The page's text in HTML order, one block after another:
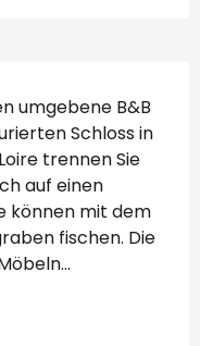
umgebene B&B
Schloss in
trennen Sie
auf einen
können mit dem
fischen. Die